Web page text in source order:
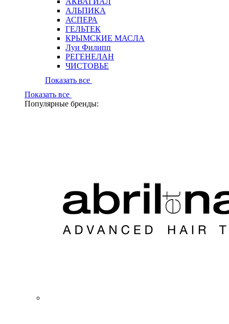
АЛЬПИКА
АСПЕРА
ГЕЛЬТЕК
КРЫМСКИЕ МАСЛА
Луи Филипп
РЕГЕНЕЛАН
ЧИСТОВЬЕ
Показать все
Показать все
Популярные бренды: